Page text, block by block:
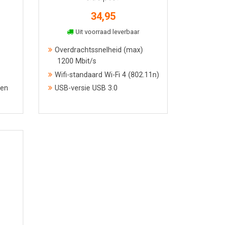
34,95
Uit voorraad leverbaar
In winkelmand
Overdrachtssnelheid (max)
1200 Mbit/s
Wifi-standaard Wi-Fi 4 (802.11n)
USB-versie USB 3.0